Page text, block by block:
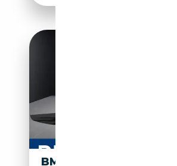
BMW X3 M 50 XDRIVE